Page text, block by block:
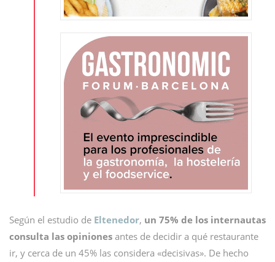
Según el estudio de Eltenedor, un 75% de los internautas
consulta las opiniones antes de decidir a qué restaurante
ir, y cerca de un 45% las considera «decisivas». De hecho